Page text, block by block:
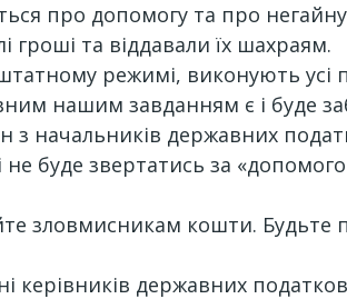
про допомогу та про
та віддавали їх шахраям.
режимі, виконують усі
нашим завданням є і буде
начальників державних
не буде звертатись за
зловмисникам кошти. Будьте
керівників державних